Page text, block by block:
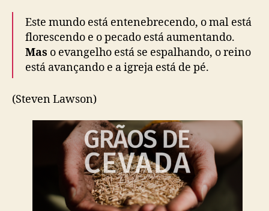
Este mundo está entenebrecendo, o mal está
florescendo e o pecado está aumentando.
Mas o evangelho está se espalhando, o reino
está avançando e a igreja está de pé.
(Steven Lawson)